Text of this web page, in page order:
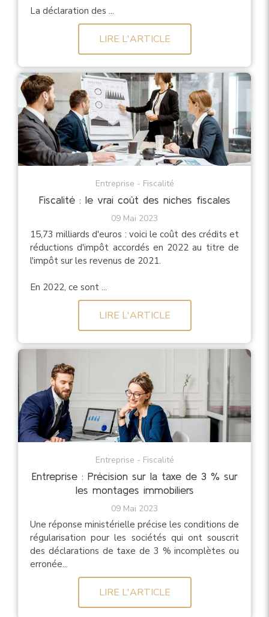
La déclaration des ...
LIRE L'ARTICLE
Entreprise - Fiscalité
Fiscalité : le vrai coût des niches fiscales
09 Mai 2023
15,73 milliards d'euros : voici le coût des crédits et
réductions d'impôt accordés en 2022 au titre de
l'impôt sur les revenus de 2021.
En 2022, ce sont ...
LIRE L'ARTICLE
Entreprise - Fiscalité
Entreprise : Précision sur la taxe de 3 % sur
les montages immobiliers
09 Mai 2023
Une réponse ministérielle précise les conditions de
régularisation pour les sociétés qui ont souscrit
des déclarations de taxe de 3 % incomplètes ou
erronée...
LIRE L'ARTICLE